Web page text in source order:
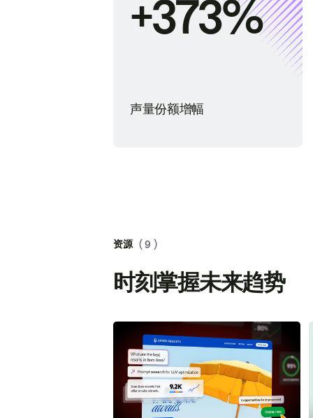
+373%
声量份额增幅
资源 ( 9 )
时刻掌握未来趋势